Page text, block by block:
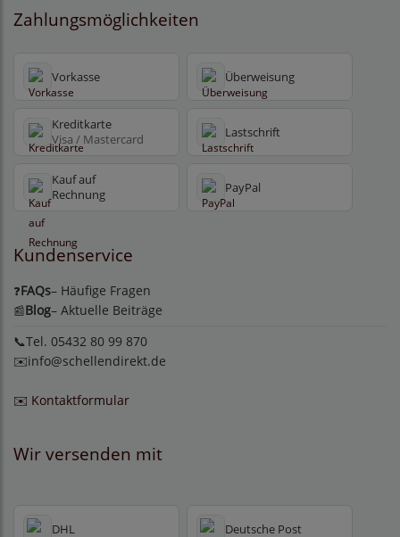
Zahlungsmöglichkeiten
Vorkasse Überweisung
Kreditkarte
Visa / Mastercard Lastschrift
Kauf auf
Rechnung
PayPal
Kundenservice
❓FAQs– Häufige Fragen
📰Blog– Aktuelle Beiträge
📞Tel. 05432 80 99 870
✉️info@schellendirekt.de
✉️ Kontaktformular
Wir versenden mit
DHL Deutsche Post